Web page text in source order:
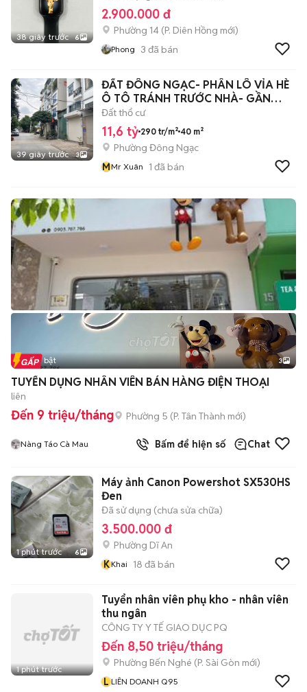
38 giây trước 6
2.900.000 đ
Phường 14 (P. Diên Hồng mới)
Phong 3 đã bán
39 giây trước 3
ĐẤT ĐÔNG NGẠC- PHÂN LÔ VỈA HÈ
Ô TÔ TRÁNH TRƯỚC NHÀ- GẦN
TRƯỜNG, CHỢ.
Đất thổ cư
11,6 tỷ 290 tr/m² 40 m²
Phường Đông Ngạc
MMr Xuân 1 đã bán
Tin nổi bật 3
TUYỂN DỤNG NHÂN VIÊN BÁN HÀNG ĐIỆN THOẠI
liên
Đến 9 triệu/tháng Phường 5 (P. Tân Thành mới)
Nàng Táo Cà Mau Bấm để hiện số Chat
1 phút trước 6
Máy ảnh Canon Powershot SX530HS
Đen
Đã sử dụng (chưa sửa chữa)
3.500.000 đ
Phường Dĩ An
KKhai 18 đã bán
1 phút trước
Tuyển nhân viên phụ kho - nhân viên
thu ngân
CÔNG TY Y TẾ GIAO DỤC PQ
Đến 8,50 triệu/tháng
Phường Bến Nghé (P. Sài Gòn mới)
L LIÊN DOANH Q95